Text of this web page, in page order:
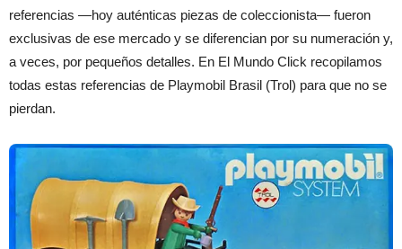
referencias —hoy auténticas piezas de coleccionista— fueron
exclusivas de ese mercado y se diferencian por su numeración y,
a veces, por pequeños detalles. En El Mundo Click recopilamos
todas estas referencias de Playmobil Brasil (Trol) para que no se
pierdan.